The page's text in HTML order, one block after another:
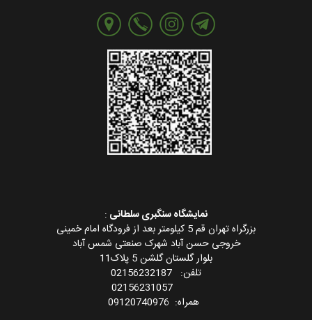
نمایشگاه سنگبری سلطانی :
بزرگراه تهران قم 5 کیلومتر بعد از فرودگاه امام خمینی
خروجی حسن آباد شهرک صنعتی شمس آباد
بلوار گلستان گلشن 5 پلاک11
تلفن: 02156232187
همراه: 09120740976